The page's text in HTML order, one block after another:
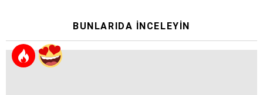
BUNLARIDA İNCELEYIN